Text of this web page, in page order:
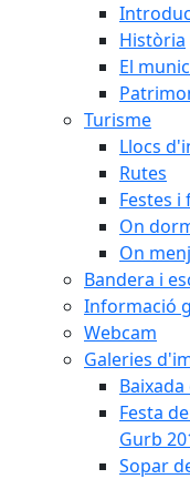
Història
El
Turisme
Llocs
Rutes
Festes i
On
On
Bandera i
Informació
Webcam
Galeries
Festa
Gurb
Sopar